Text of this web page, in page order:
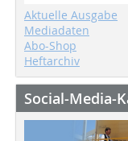
Aktuelle Ausgabe
Mediadaten
Abo-Shop
Heftarchiv
Social-Media-